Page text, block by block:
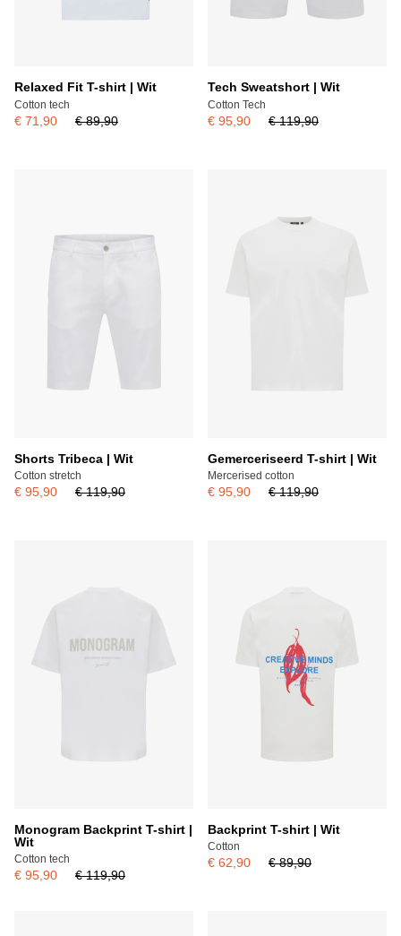
Relaxed Fit T-shirt | Wit
Cotton tech
€ 71,90 € 89,90
Tech Sweatshort | Wit
Cotton Tech
€ 95,90 € 119,90
Shorts Tribeca | Wit
Cotton stretch
€ 95,90 € 119,90
Gemerceriseerd T-shirt | Wit
Mercerised cotton
€ 95,90 € 119,90
Monogram Backprint T-shirt |
Wit
Cotton tech
€ 95,90 € 119,90
Backprint T-shirt | Wit
Cotton
€ 62,90 € 89,90